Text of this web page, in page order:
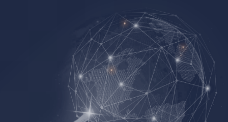
Безопасная
требований заказчиков. Мы помогаем
обеспечить соответствие требованиям
регуляторов, защитить данные от
несанкционированного доступа и утечек, а
также обеспечить эффективную защиту
сетевой инфраструктуры. Наши решения
интегрируются в инфраструктуру заказчика,
повышая их защищенность и надёжность.